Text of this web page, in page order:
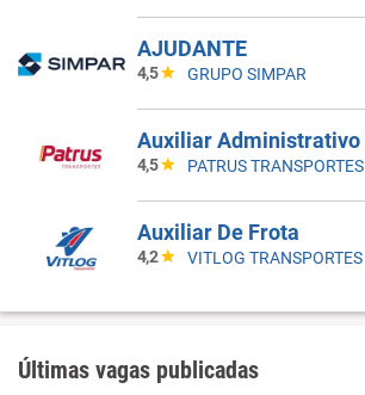
AJUDANTE
4,5 GRUPO SIMPAR
4,5 PATRUS TRANSPORTES
Auxiliar De Frota
4,2 VITLOG TRANSPORTES
Últimas vagas publicadas